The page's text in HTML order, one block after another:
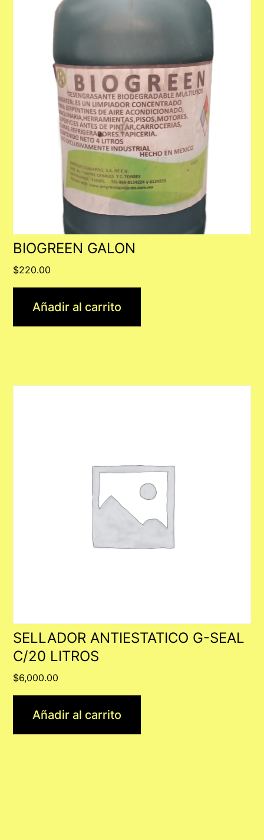
BIOGREEN GALON
$220.00
Añadir al carrito
SELLADOR ANTIESTATICO G-SEAL
C/20 LITROS
$6,000.00
Añadir al carrito